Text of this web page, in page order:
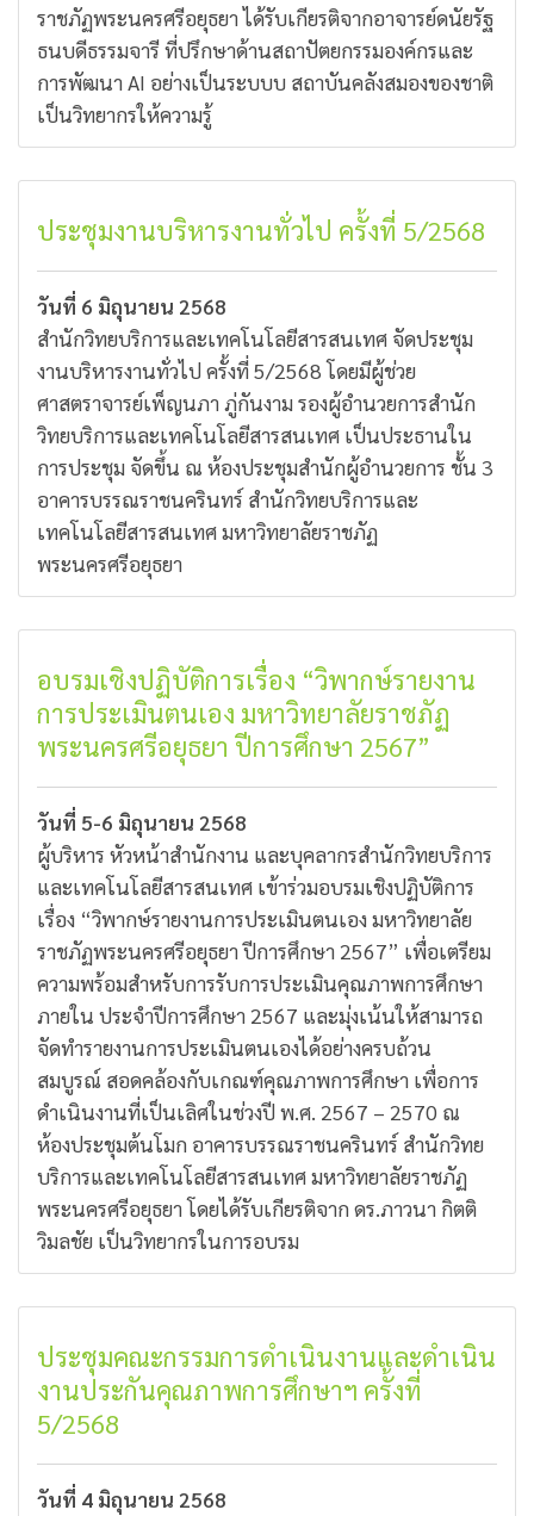
ราชภัฏพระนครศรีอยุธยา ได้รับเกียรติจากอาจารย์ดนัยรัฐ
ธนบดีธรรมจารี ที่ปรึกษาด้านสถาปัตยกรรมองค์กรและ
การพัฒนา AI อย่างเป็นระบบบ สถาบันคลังสมองของชาติ
เป็นวิทยากรให้ความรู้
ประชุมงานบริหารงานทั่วไป ครั้งที่ 5/2568
วันที่ 6 มิถุนายน 2568
สำนักวิทยบริการและเทคโนโลยีสารสนเทศ จัดประชุม
งานบริหารงานทั่วไป ครั้งที่ 5/2568 โดยมีผู้ช่วย
ศาสตราจารย์เพ็ญนภา ภู่กันงาม รองผู้อำนวยการสำนัก
วิทยบริการและเทคโนโลยีสารสนเทศ เป็นประธานใน
การประชุม จัดขึ้น ณ ห้องประชุมสำนักผู้อํานวยการ ชั้น 3
อาคารบรรณราชนครินทร์ สำนักวิทยบริการและ
เทคโนโลยีสารสนเทศ มหาวิทยาลัยราชภัฏ
พระนครศรีอยุธยา
อบรมเชิงปฏิบัติการเรื่อง “วิพากษ์รายงาน
การประเมินตนเอง มหาวิทยาลัยราชภัฏ
พระนครศรีอยุธยา ปีการศึกษา 2567”
วันที่ 5-6 มิถุนายน 2568
ผู้บริหาร หัวหน้าสำนักงาน และบุคลากรสำนักวิทยบริการ
และเทคโนโลยีสารสนเทศ เข้าร่วมอบรมเชิงปฏิบัติการ
เรื่อง “วิพากษ์รายงานการประเมินตนเอง มหาวิทยาลัย
ราชภัฏพระนครศรีอยุธยา ปีการศึกษา 2567” เพื่อเตรียม
ความพร้อมสำหรับการรับการประเมินคุณภาพการศึกษา
ภายใน ประจำปีการศึกษา 2567 และมุ่งเน้นให้สามารถ
จัดทำรายงานการประเมินตนเองได้อย่างครบถ้วน
สมบูรณ์ สอดคล้องกับเกณฑ์คุณภาพการศึกษา เพื่อการ
ดำเนินงานที่เป็นเลิศในช่วงปี พ.ศ. 2567 – 2570 ณ
ห้องประชุมต้นโมก อาคารบรรณราชนครินทร์ สำนักวิทย
บริการและเทคโนโลยีสารสนเทศ มหาวิทยาลัยราชภัฏ
พระนครศรีอยุธยา โดยได้รับเกียรติจาก ดร.ภาวนา กิตติ
วิมลชัย เป็นวิทยากรในการอบรม
ประชุมคณะกรรมการดำเนินงานและดำเนิน
งานประกันคุณภาพการศึกษาฯ ครั้งที่
5/2568
วันที่ 4 มิถุนายน 2568